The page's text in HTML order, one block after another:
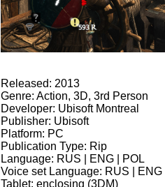
Released: 2013
Genre: Action, 3D, 3rd Person
Developer: Ubisoft Montreal
Publisher: Ubisoft
Platform: PC
Publication Type: Rip
Language: RUS | ENG | POL
Voice set Language: RUS | ENG
Tablet: enclosing (3DM)